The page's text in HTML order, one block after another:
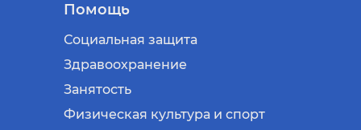
Помощь
Социальная защита
Здравоохранение
Занятость
Физическая культура и спорт